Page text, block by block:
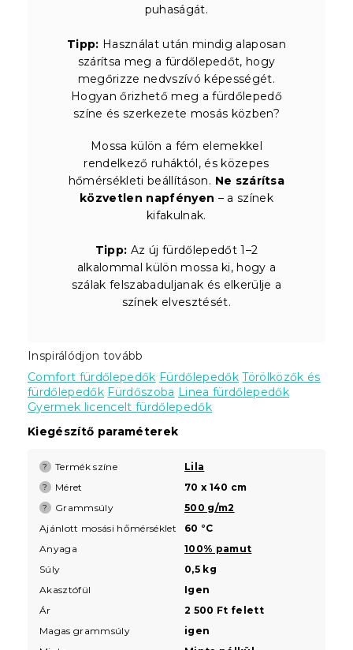
puhaságát.
Tipp: Használat után mindig alaposan
szárítsa meg a fürdőlepedőt, hogy
megőrizze nedvszívó képességét.
Hogyan őrizhető meg a fürdőlepedő
színe és szerkezete mosás közben?
Mossa külön a fém elemekkel
rendelkező ruháktól, és közepes
hőmérsékleti beállításon. Ne szárítsa
közvetlen napfényen – a színek
kifakulnak.
Tipp: Az új fürdőlepedőt 1–2
alkalommal külön mossa ki, hogy a
szálak felszabaduljanak és elkerülje a
színek elvesztését.
Inspirálódjon tovább
Comfort fürdőlepedők Fürdőlepedők Törölközők és
fürdőlepedők Fürdőszoba Linea fürdőlepedők
Gyermek licencelt fürdőlepedők
Kiegészítő paraméterek
? Termék színe Lila
? Méret 70 x 140 cm
? Grammsúly
500 g/m2
Ajánlott mosási hőmérséklet
60 °C
Anyaga
100% pamut
Súly
0,5 kg
Akasztófül
Igen
Ár
2 500 Ft felett
Magas grammsúly
igen